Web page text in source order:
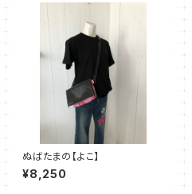
ぬばたまの【よこ】
¥8,250